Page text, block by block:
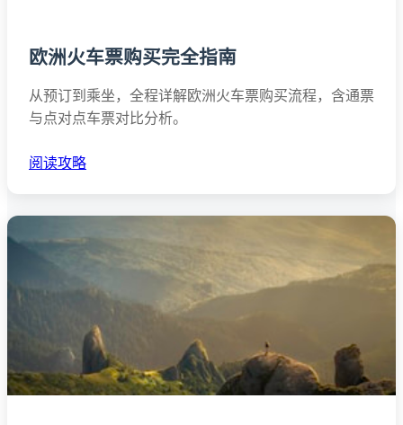
欧洲火车票购买完全指南
从预订到乘坐，全程详解欧洲火车票购买流程，含通票
与点对点车票对比分析。
阅读攻略